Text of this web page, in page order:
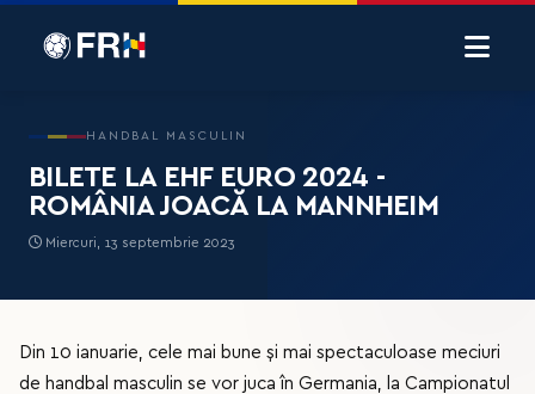
HANDBAL MASCULIN
BILETE LA EHF EURO 2024 -
ROMÂNIA JOACĂ LA MANNHEIM
Miercuri, 13 septembrie 2023
Din 10 ianuarie, cele mai bune și mai spectaculoase meciuri
de handbal masculin se vor juca în Germania, la Campionatul